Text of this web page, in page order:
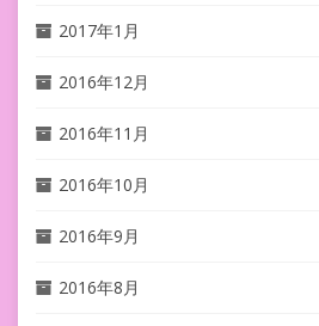
2017年1月
2016年12月
2016年11月
2016年10月
2016年9月
2016年8月